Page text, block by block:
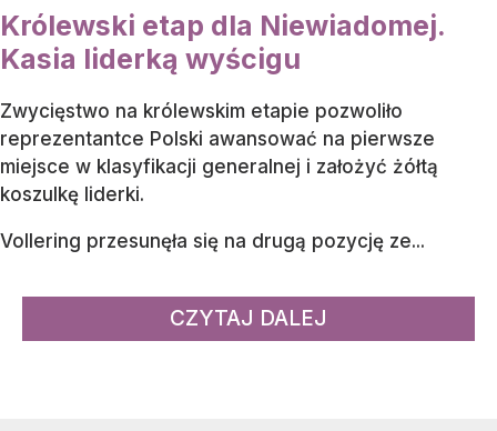
Królewski etap dla Niewiadomej.
Kasia liderką wyścigu
Zwycięstwo na królewskim etapie pozwoliło
reprezentantce Polski awansować na pierwsze
miejsce w klasyfikacji generalnej i założyć żółtą
koszulkę liderki.
Vollering przesunęła się na drugą pozycję ze...
CZYTAJ DALEJ